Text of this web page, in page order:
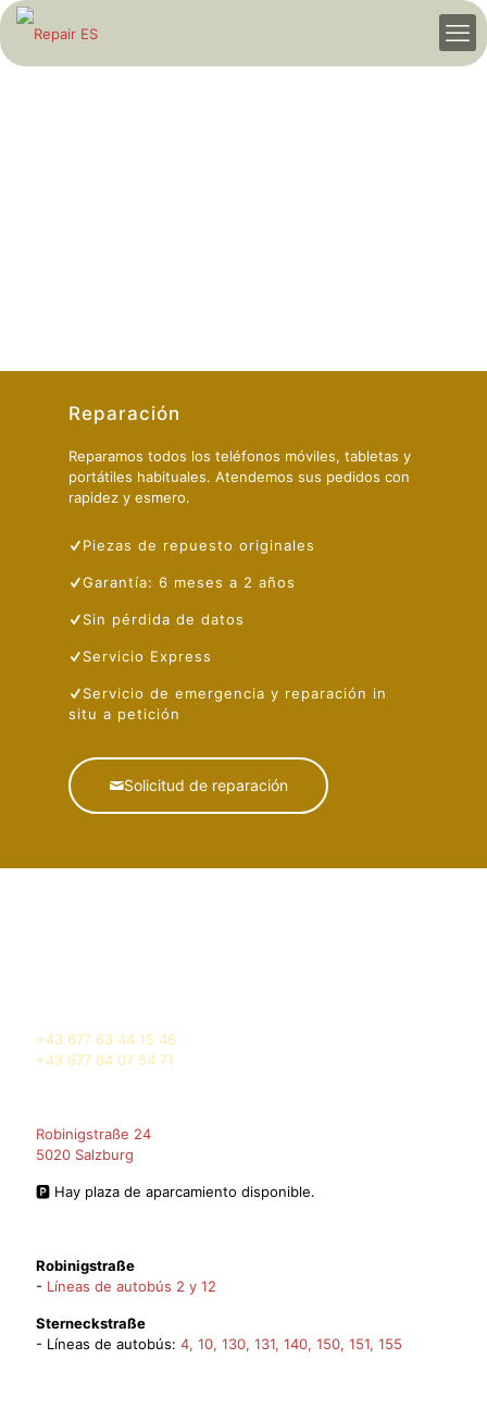
Reparación
Reparamos todos los teléfonos móviles, tabletas y
portátiles habituales. Atendemos sus pedidos con
rapidez y esmero.
Piezas de repuesto originales
Garantía: 6 meses a 2 años
Sin pérdida de datos
Servicio Express
Servicio de emergencia y reparación in
situ a petición
Solicitud de reparación
+43 677 63 44 15 46
+43 677 64 07 54 71
Robinigstraße 24
5020 Salzburg
🅿️ Hay plaza de aparcamiento disponible.
Robinigstraße
- Líneas de autobús 2 y 12
Sterneckstraße
- Líneas de autobús: 4, 10, 130, 131, 140, 150, 151, 155